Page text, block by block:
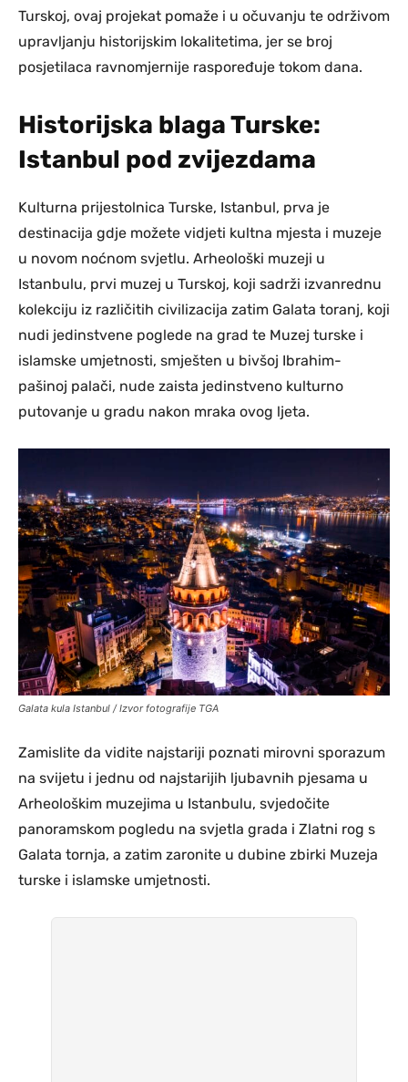
Turskoj, ovaj projekat pomaže i u očuvanju te održivom
upravljanju historijskim lokalitetima, jer se broj
posjetilaca ravnomjernije raspoređuje tokom dana.
Historijska blaga Turske:
Istanbul pod zvijezdama
Kulturna prijestolnica Turske, Istanbul, prva je
destinacija gdje možete vidjeti kultna mjesta i muzeje
u novom noćnom svjetlu. Arheološki muzeji u
Istanbulu, prvi muzej u Turskoj, koji sadrži izvanrednu
kolekciju iz različitih civilizacija zatim Galata toranj, koji
nudi jedinstvene poglede na grad te Muzej turske i
islamske umjetnosti, smješten u bivšoj Ibrahim-
pašinoj palači, nude zaista jedinstveno kulturno
putovanje u gradu nakon mraka ovog ljeta.
Galata kula Istanbul / Izvor fotografije TGA
Zamislite da vidite najstariji poznati mirovni sporazum
na svijetu i jednu od najstarijih ljubavnih pjesama u
Arheološkim muzejima u Istanbulu, svjedočite
panoramskom pogledu na svjetla grada i Zlatni rog s
Galata tornja, a zatim zaronite u dubine zbirki Muzeja
turske i islamske umjetnosti.